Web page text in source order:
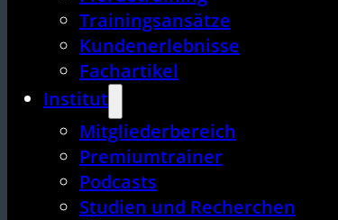
Trainingsansätze
Kundenerlebnisse
Fachartikel
Institut
Mitgliederbereich
Premiumtrainer
Podcasts
Studien und Recherchen